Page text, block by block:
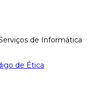
de Informática
de Ética